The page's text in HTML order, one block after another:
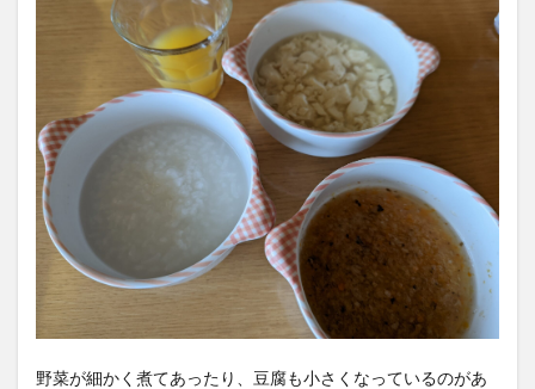
野菜が細かく煮てあったり、豆腐も小さくなっているのがあ